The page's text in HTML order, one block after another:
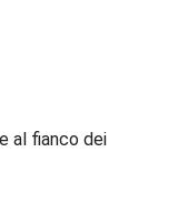
al fianco dei